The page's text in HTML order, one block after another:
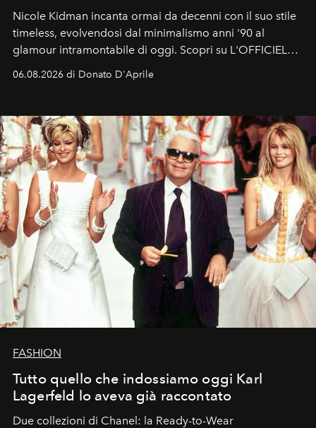
Nicole Kidman incanta ormai da decenni con il suo stile
timeless, evolvendosi dal minimalismo anni '90 al
glamour intramontabile di oggi. Scopri su L'OFFICIEL
06.08.2026 di Donato D'Aprile
FASHION
Tutto quello che indossiamo oggi Karl
Lagerfeld lo aveva già raccontato
Due collezioni di Chanel: la Ready-to-Wear